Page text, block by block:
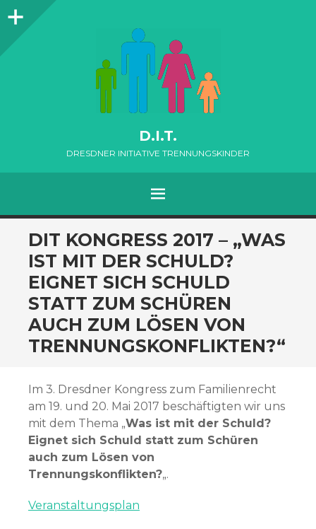
Seitenleiste
D.I.T.
DRESDNER INITIATIVE TRENNUNGSKINDER
MENÜ
ZUM
INHALT
SPRINGEN
DIT KONGRESS 2017 – „WAS
IST MIT DER SCHULD?
EIGNET SICH SCHULD
STATT ZUM SCHÜREN
AUCH ZUM LÖSEN VON
TRENNUNGSKONFLIKTEN?“
Im 3. Dresdner Kongress zum Familienrecht
am 19. und 20. Mai 2017 beschäftigten wir uns
mit dem Thema „Was ist mit der Schuld?
Eignet sich Schuld statt zum Schüren
auch zum Lösen von
Trennungskonflikten?„.
Veranstaltungsplan